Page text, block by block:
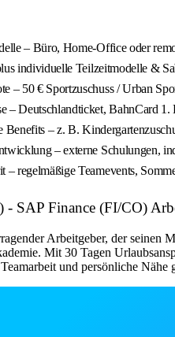
– Büro, Home‑Office oder
individuelle Teilzeitmodelle &
– 50 € Sportzuschuss / Urban
– Deutschlandticket, BahnCard
Benefits – z. B.
– externe Schulungen,
– regelmäßige Teamevents,
- SAP Finance (FI/CO)
Arbeitgeber, der seinen
Mit 30 Tagen
und persönliche Nähe